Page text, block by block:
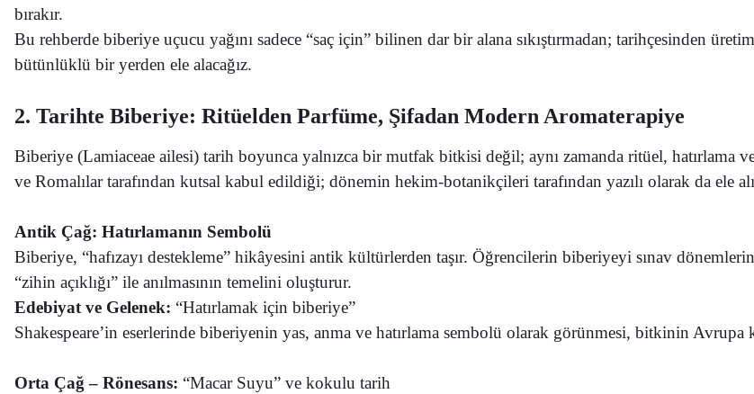
bırakır.
Bu rehberde biberiye uçucu yağını sadece “saç için” bilinen dar bir alana sıkıştırmadan; tarihçesinden
bütünlüklü bir yerden ele alacağız.
2. Tarihte Biberiye: Ritüelden Parfüme, Şifadan Modern Aromaterapiye
Biberiye (Lamiaceae ailesi) tarih boyunca yalnızca bir mutfak bitkisi değil; aynı zamanda ritüel,
ve Romalılar tarafından kutsal kabul edildiği; dönemin hekim-botanikçileri tarafından yazılı olarak da ele
Antik Çağ: Hatırlamanın Sembolü
Biberiye, “hafızayı destekleme” hikâyesini antik kültürlerden taşır. Öğrencilerin biberiyeyi sınav
“zihin açıklığı” ile anılmasının temelini oluşturur.
Edebiyat ve Gelenek: “Hatırlamak için biberiye”
Shakespeare’in eserlerinde biberiyenin yas, anma ve hatırlama sembolü olarak görünmesi, bitkinin
Orta Çağ – Rönesans: “Macar Suyu” ve kokulu tarih